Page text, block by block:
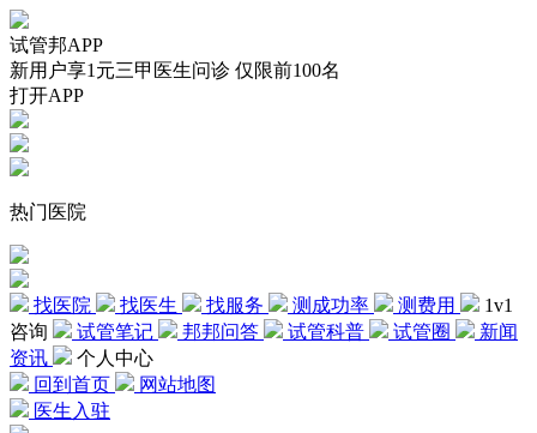
试管邦APP
新用户享1元三甲医生问诊 仅限前100名
打开APP
热门医院
找医院 找医生 找服务 测成功率 测费用
1v1
咨询
试管笔记 邦邦问答 试管科普 试管圈
新闻
资讯
个人中心
回到首页
网站地图
医生入驻